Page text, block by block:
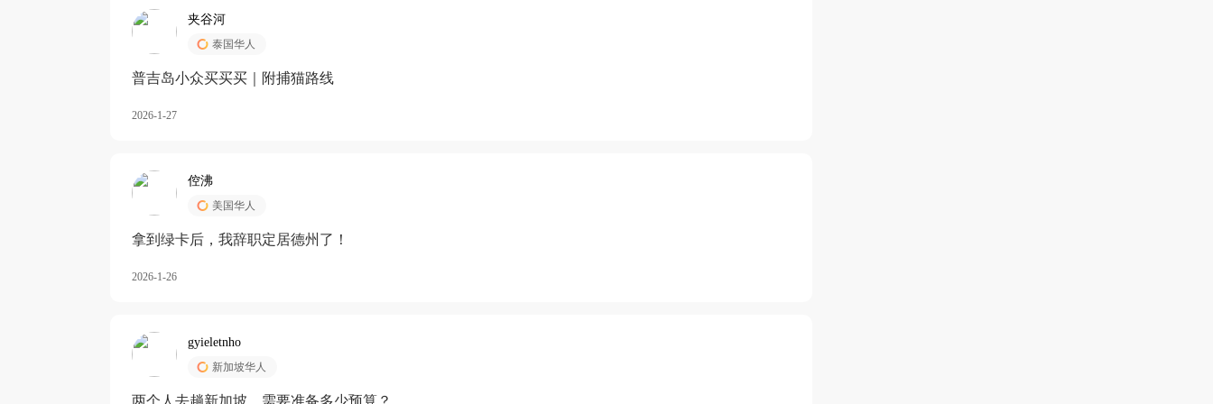
夹谷河
泰国华人
️普吉岛小众买买买｜附捕猫路线
2026-1-27
倥沸
美国华人
拿到绿卡后，我辞职定居德州了！
2026-1-26
gyieletnho
新加坡华人
两个人去趟新加坡，需要准备多少预算？